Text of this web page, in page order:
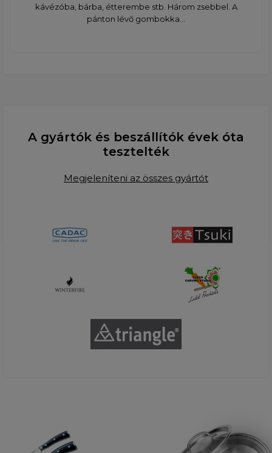
kávézóba, bárba, étterembe stb. Három zsebbel. A
pánton lévő gombokka...
A gyártók és beszállítók évek óta
tesztelték
Megjeleníteni az összes gyártót